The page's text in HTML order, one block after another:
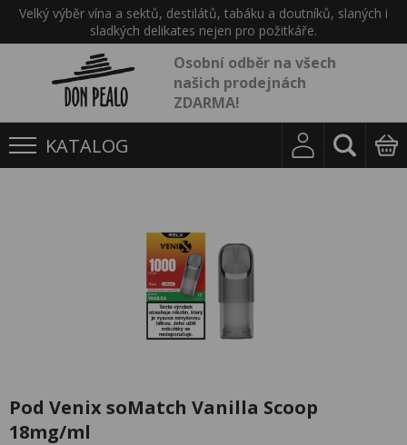
Velký výběr vína a sektů, destilátů, tabáku a doutníků, slaných i
sladkých delikates nejen pro požitkáře.
Osobní odběr na všech
našich prodejnách
ZDARMA!
KATALOG
Pod Venix soMatch Vanilla Scoop
18mg/ml